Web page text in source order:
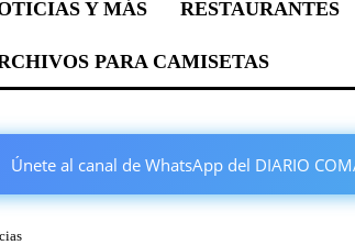
Y MÁS RESTAURANTES
PARA CAMISETAS
Únete al canal de WhatsApp del DIARIO